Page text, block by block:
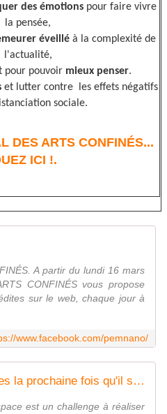
des émotionspour faire vivre
la pensée,
éveillé à la complexité de
l'actualité,
pour pouvoir mieux penser.
et lutter contre les effets négatifs
sociale.
DES ARTS CONFINÉS...
ICI !.
A partir du lundi 16 mars
CONFINÉS vous propose
sur le web, chaque jour à
www.facebook.com/pemnano/
Le site ouvrira ses portes la prochaine fois qu'il sera 18h
est un challenge à réaliser